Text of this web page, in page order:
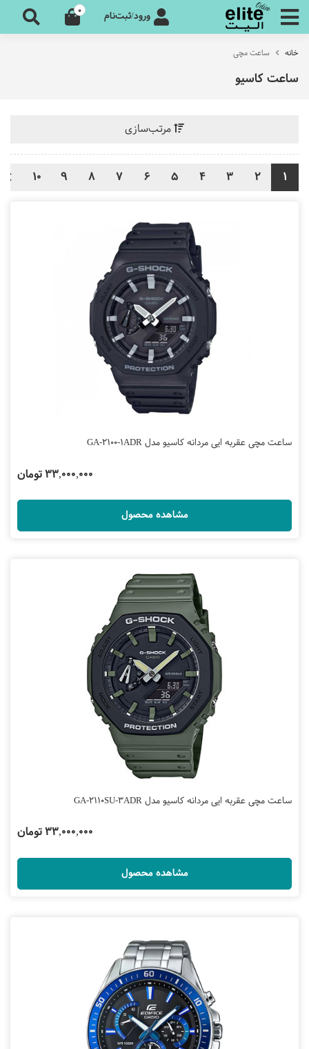
ورود/ثبت‌نام 0
خانه ساعت مچی
ساعت کاسیو
مرتب‌سازی
1
2
3
4
5
6
7
8
9
10
ساعت مچی عقربه ایی مردانه کاسیو مدل GA-2100-1ADR
33,000,000 تومان
مشاهده محصول
ساعت مچی عقربه ایی مردانه کاسیو مدل GA-2110SU-3ADR
33,000,000 تومان
مشاهده محصول